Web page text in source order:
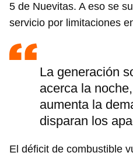
5 de Nuevitas. A eso se
servicio por limitaciones
La generación
acerca la
aumenta la
disparan los
El déficit de combustible